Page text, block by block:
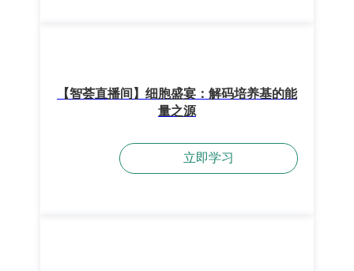
【智荟直播间】细胞盛宴：解码培养基的能
量之源
立即学习